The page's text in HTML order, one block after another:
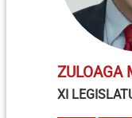
ZULOAGA
XI